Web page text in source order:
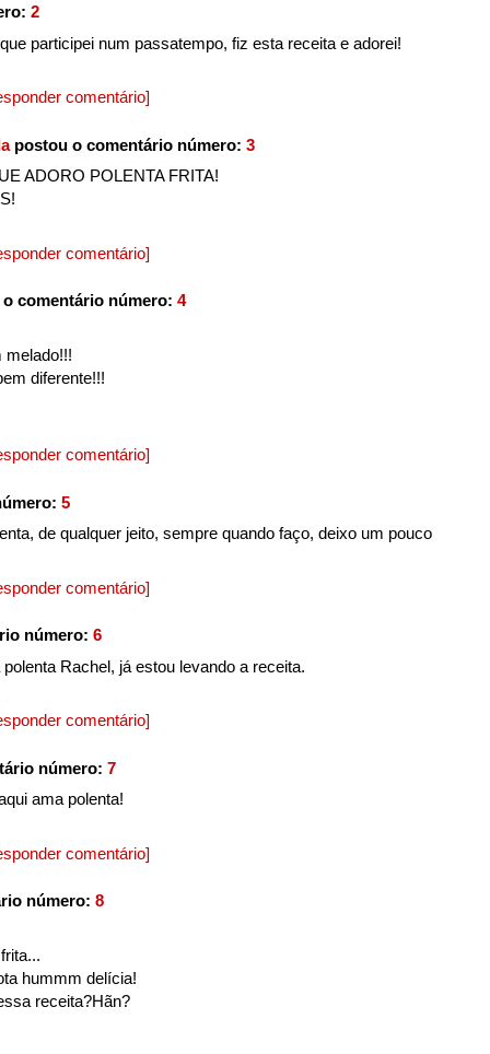
2
participei num passatempo, fiz esta receita e adorei!
comentário]
postou o comentário número: 3
ADORO POLENTA FRITA!
comentário]
comentário número: 4
melado!!!
diferente!!!
comentário]
5
de qualquer jeito, sempre quando faço, deixo um pouco
comentário]
número: 6
Rachel, já estou levando a receita.
comentário]
número: 7
ama polenta!
comentário]
número: 8
hummm delícia!
receita?Hãn?